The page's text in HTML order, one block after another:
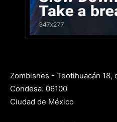
Zombisnes - Teotihuacán 18,
Condesa. 06100
Ciudad de México